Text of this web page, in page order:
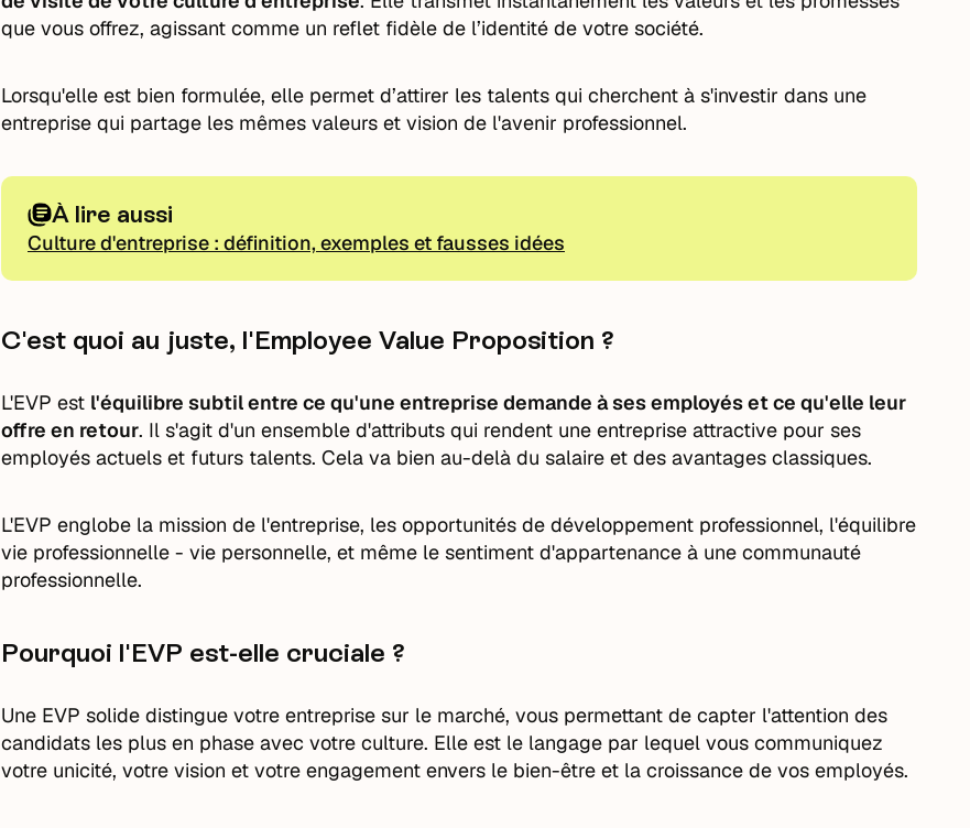
que vous offrez, agissant comme un reflet fidèle de l’identité de votre société.
Lorsqu'elle est bien formulée, elle permet d’attirer les talents qui cherchent à s'investir dans une
entreprise qui partage les mêmes valeurs et vision de l'avenir professionnel.
À lire aussi
Culture d'entreprise : définition, exemples et fausses idées
C'est quoi au juste, l'Employee Value Proposition ?
L'EVP est l'équilibre subtil entre ce qu'une entreprise demande à ses employés et ce qu'elle leur
offre en retour. Il s'agit d'un ensemble d'attributs qui rendent une entreprise attractive pour ses
employés actuels et futurs talents. Cela va bien au-delà du salaire et des avantages classiques.
L'EVP englobe la mission de l'entreprise, les opportunités de développement professionnel, l'équilibre
vie professionnelle - vie personnelle, et même le sentiment d'appartenance à une communauté
professionnelle.
Pourquoi l'EVP est-elle cruciale ?
Une EVP solide distingue votre entreprise sur le marché, vous permettant de capter l'attention des
candidats les plus en phase avec votre culture. Elle est le langage par lequel vous communiquez
votre unicité, votre vision et votre engagement envers le bien-être et la croissance de vos employés.